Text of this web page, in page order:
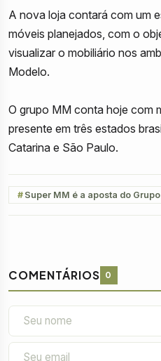
A nova loja contará com um
móveis planejados, com o
visualizar o mobiliário nos
Modelo.
O grupo MM conta hoje com
presente em três estados
Catarina e São Paulo.
Super MM é a aposta do
COMENTÁRIOS 0